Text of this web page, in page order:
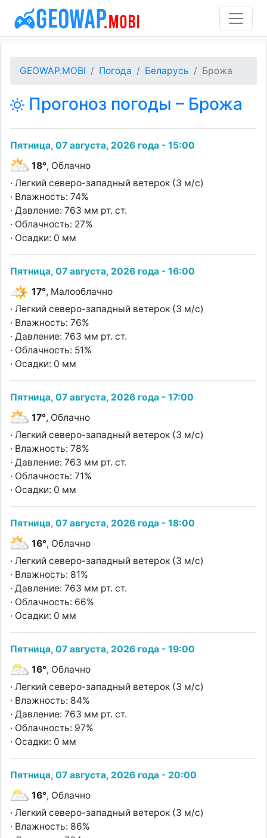
GEOWAP.MOBI Погода Беларусь Брожа
Прогоноз погоды – Брожа
Пятница, 07 августа, 2026 года - 15:00
18°, Облачно
· Легкий северо-западный ветерок (3 м/с)
· Влажность: 74%
· Давление: 763 мм рт. ст.
· Облачность: 27%
· Осадки: 0 мм
Пятница, 07 августа, 2026 года - 16:00
17°, Малооблачно
· Легкий северо-западный ветерок (3 м/с)
· Влажность: 76%
· Давление: 763 мм рт. ст.
· Облачность: 51%
· Осадки: 0 мм
Пятница, 07 августа, 2026 года - 17:00
17°, Облачно
· Легкий северо-западный ветерок (3 м/с)
· Влажность: 78%
· Давление: 763 мм рт. ст.
· Облачность: 71%
· Осадки: 0 мм
Пятница, 07 августа, 2026 года - 18:00
16°, Облачно
· Легкий северо-западный ветерок (3 м/с)
· Влажность: 81%
· Давление: 763 мм рт. ст.
· Облачность: 66%
· Осадки: 0 мм
Пятница, 07 августа, 2026 года - 19:00
16°, Облачно
· Легкий северо-западный ветерок (3 м/с)
· Влажность: 84%
· Давление: 763 мм рт. ст.
· Облачность: 97%
· Осадки: 0 мм
Пятница, 07 августа, 2026 года - 20:00
16°, Облачно
· Легкий северо-западный ветерок (3 м/с)
· Влажность: 86%